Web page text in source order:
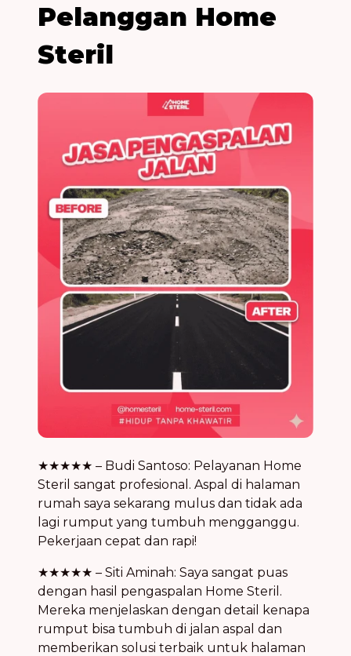
Pelanggan Home
Steril
★★★★★ – Budi Santoso: Pelayanan Home
Steril sangat profesional. Aspal di halaman
rumah saya sekarang mulus dan tidak ada
lagi rumput yang tumbuh mengganggu.
Pekerjaan cepat dan rapi!
★★★★★ – Siti Aminah: Saya sangat puas
dengan hasil pengaspalan Home Steril.
Mereka menjelaskan dengan detail kenapa
rumput bisa tumbuh di jalan aspal dan
memberikan solusi terbaik untuk halaman